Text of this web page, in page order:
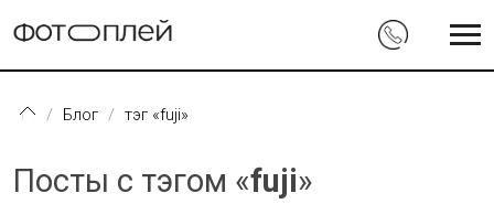
Блог тэг «fuji»
Посты с тэгом «fuji»